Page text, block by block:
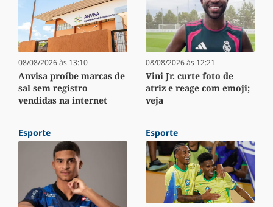
08/08/2026 às 13:10
Anvisa proíbe marcas de
sal sem registro
vendidas na internet
08/08/2026 às 12:21
Vini Jr. curte foto de
atriz e reage com emoji;
veja
Esporte Esporte